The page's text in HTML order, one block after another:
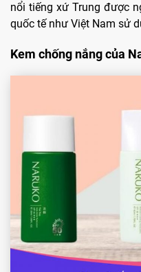
nổi tiếng xứ Trung được
quốc tế như Việt Nam sử
Kem chống nắng của